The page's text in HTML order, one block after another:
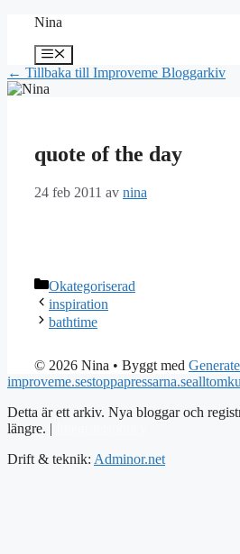
Hoppa
innehåll
Nina
Meny
← Tillbaka till Improveme Bloggarkiv
quote of the day
24 feb 2011 av nina
Kategorier
Okategoriserad
inspiration
bathtime
© 2026 Nina • Byggt med
improveme.sestoppapressarna.se
Detta är ett arkiv. Nya bloggar och
längre. |
Drift & teknik: Adminor.net